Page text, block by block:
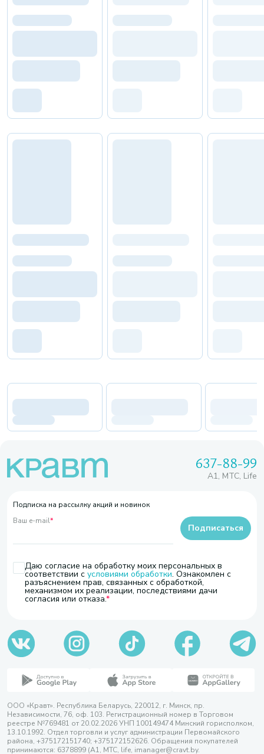
637-88-99
A1, МТС, Life
Подписка на рассылку акций и новинок
Ваш e-mail*
Даю согласие на обработку моих персональных в
соответствии с условиями обработки. Ознакомлен с
разъяснением прав, связанных с обработкой,
механизмом их реализации, последствиями дачи
согласия или отказа.
Подписаться
ООО «Кравт». Республика Беларусь, 220012, г. Минск, пр.
Независимости, 76, оф. 103. Регистрационный номер в Торговом
реестре №769481 от 20.02.2026 УНП 100149474 Минский горисполком,
13.10.1992. Отдел торговли и услуг администрации Первомайского
района, +375172151740; +375172152626. Обращения покупателей
принимаются: 6378899 (А1, МТС, life, imanager@cravt.by.